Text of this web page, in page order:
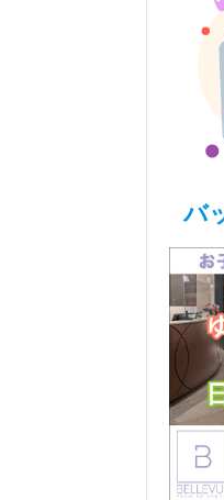
バ